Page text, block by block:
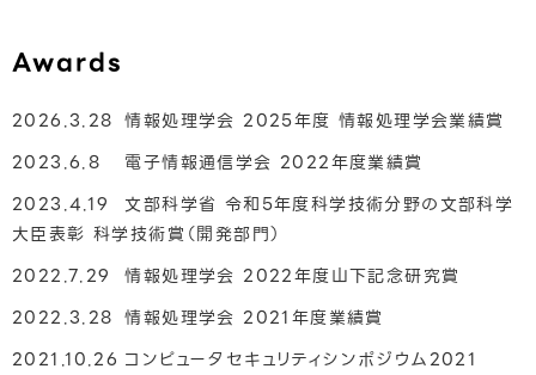
Awards
2026.3.28 情報処理学会 2025年度 情報処理学会業績賞
2023.6.8
電子情報通信学会 2022年度業績賞
2023.4.19
文部科学省 令和5年度科学技術分野の文部科学
大臣表彰 科学技術賞（開発部門）
2022.7.29
情報処理学会 2022年度山下記念研究賞
2022.3.28 情報処理学会 2021年度業績賞
2021.10.26 コンピュータセキュリティシンポジウム2021